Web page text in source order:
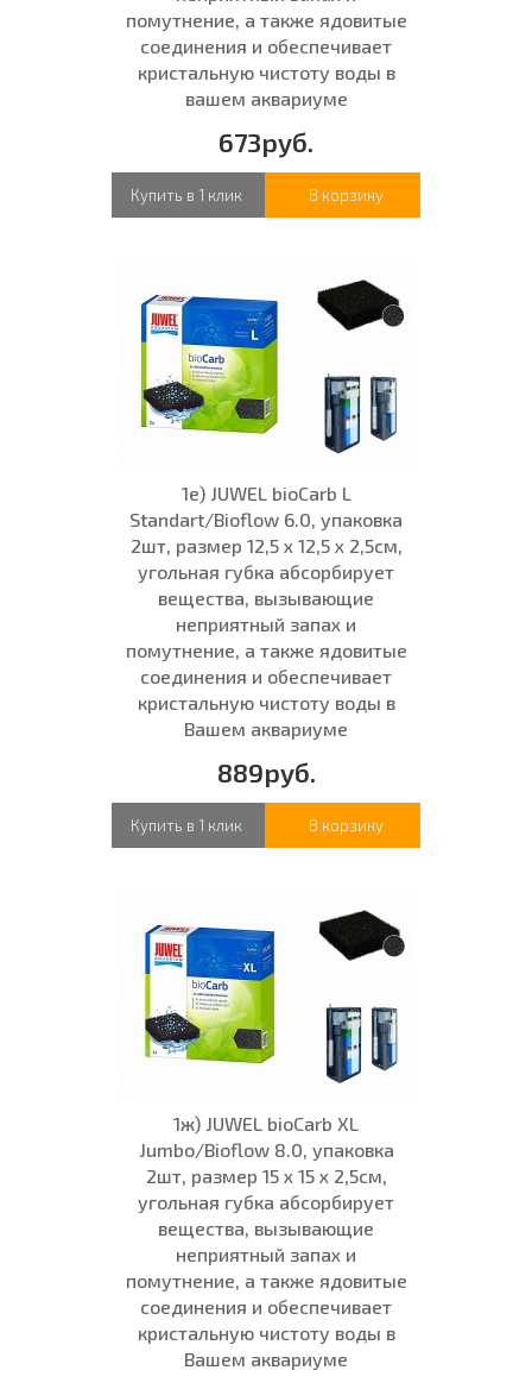
помутнение, а также ядовитые
соединения и обеспечивает
кристальную чистоту воды в
вашем аквариуме
673руб.
Купить в 1 клик В корзину
1е) JUWEL bioCarb L
Standart/Bioflow 6.0, упаковка
2шт, размер 12,5 x 12,5 x 2,5см,
угольная губка абсорбирует
вещества, вызывающие
неприятный запах и
помутнение, а также ядовитые
соединения и обеспечивает
кристальную чистоту воды в
Вашем аквариуме
889руб.
Купить в 1 клик В корзину
1ж) JUWEL bioCarb XL
Jumbo/Bioflow 8.0, упаковка
2шт, размер 15 x 15 x 2,5см,
угольная губка абсорбирует
вещества, вызывающие
неприятный запах и
помутнение, а также ядовитые
соединения и обеспечивает
кристальную чистоту воды в
Вашем аквариуме